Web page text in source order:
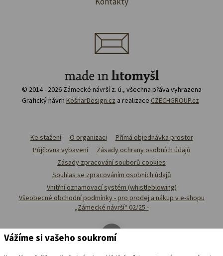
© 2014 - 2026 Zámecké návrší z. ú., všechna přáva vyhrazena
Grafický návrh KošnarDesign.cz a realizace CZECHGROUP.cz
Ke stažení O organizaci
Přímá objednávka prostor
Půjčovna vybavení
Zásady ochrany osobních údajů
Zásady zpracování souborů cookies
Souhlas se zpracováním osobních údajů
Vnitřní oznamovací systém (whistleblowing)
Všeobecné obchodní podmínky - pro prodej a nákup v e-shopu
„Zámecké návrší“ 02/25 -
Vážíme si vašeho soukromí